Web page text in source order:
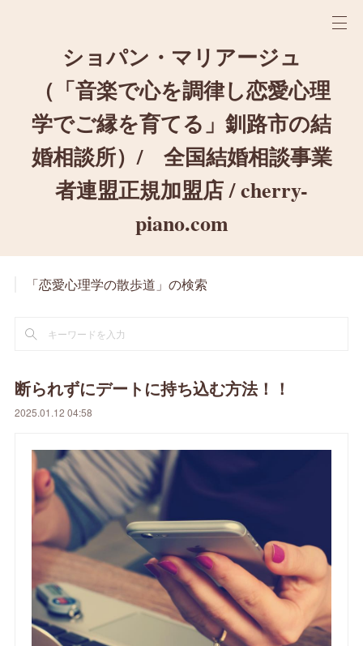
ショパン・マリアージュ
（「音楽で心を調律し恋愛心理
学でご縁を育てる」釧路市の結
婚相談所）/ 全国結婚相談事業
者連盟正規加盟店 / cherry-
piano.com
「恋愛心理学の散歩道」の検索
断られずにデートに持ち込む方法！！
2025.01.12 04:58